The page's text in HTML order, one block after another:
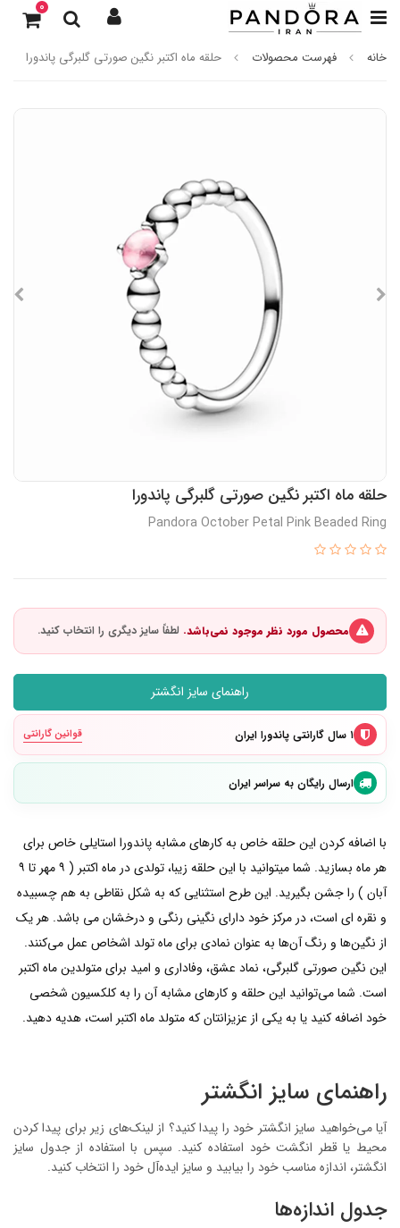
0
خانه فهرست محصولات حلقه ماه اکتبر نگین صورتی گلبرگی پاندورا
حلقه ماه اکتبر نگین صورتی گلبرگی پاندورا
Pandora October Petal Pink Beaded Ring
محصول مورد نظر موجود نمی‌باشد.
راهنمای سایز انگشتر
۱ سال گارانتی پاندورا ایران قوانین گارانتی
ارسال رایگان به سراسر ایران
با اضافه کردن این حلقه خاص به کارهای مشابه پاندورا استایلی خاص برای
هر ماه بسازید. شما میتوانید با این حلقه زیبا، تولدی در ماه اکتبر ( ۹ مهر تا ۹
آبان ) را جشن بگیرید. این طرح استثنایی که به شکل نقاطی به هم چسبیده
و نقره ای است، در مرکز خود دارای نگینی رنگی و درخشان می باشد. هر یک
از نگین‌ها و رنگ آن‌ها به عنوان نمادی برای ماه تولد اشخاص عمل می‌کنند.
این نگین صورتی گلبرگی، نماد عشق، وفاداری و امید برای متولدین ماه اکتبر
است. شما می‌توانید این حلقه و کارهای مشابه آن را به کلکسیون شخصی
خود اضافه کنید یا به یکی از عزیزانتان که متولد ماه اکتبر است، هدیه دهید.
راهنمای سایز انگشتر
آیا می‌خواهید سایز انگشتر خود را پیدا کنید؟ از لینک‌های زیر برای پیدا کردن
محیط یا قطر انگشت خود استفاده کنید. سپس با استفاده از جدول سایز
انگشتر، اندازه مناسب خود را بیابید و سایز ایده‌آل خود را انتخاب کنید.
جدول اندازه‌ها